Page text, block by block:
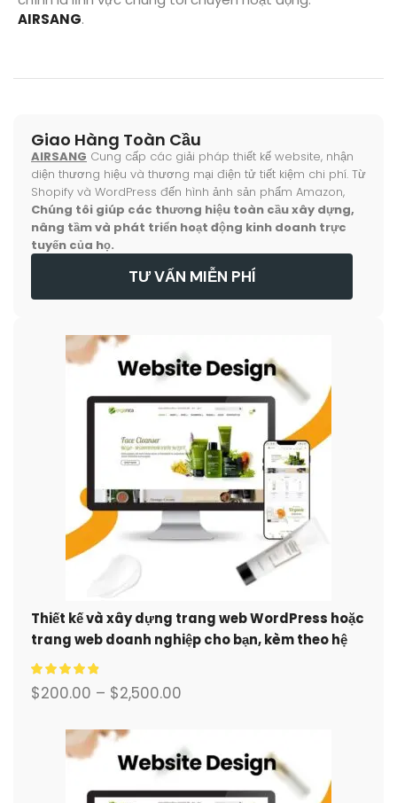
AIRSANG.
Giao Hàng Toàn Cầu
AIRSANG Cung cấp các giải pháp thiết kế website, nhận
diện thương hiệu và thương mại điện tử tiết kiệm chi phí. Từ
Shopify và WordPress đến hình ảnh sản phẩm Amazon,
Chúng tôi giúp các thương hiệu toàn cầu xây dựng,
nâng tầm và phát triển hoạt động kinh doanh trực
tuyến của họ.
TƯ VẤN MIỄN PHÍ
Thiết kế và xây dựng trang web WordPress hoặc
trang web doanh nghiệp cho bạn, kèm theo hệ
thống thương mại điện tử đầy đủ.
$200.00 – $2,500.00